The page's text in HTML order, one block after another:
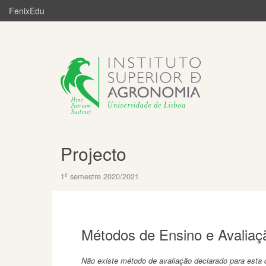
FenixEdu
Projecto
1º semestre 2020/2021
Métodos de Ensino e
Não existe método de avaliação declarado para esta